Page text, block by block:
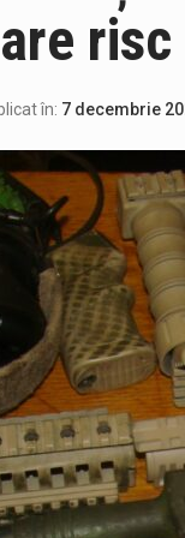
OCPI Maramures,
a
va fi caniculară.
proiectul care
AUR de
risc
în: 7 decembrie